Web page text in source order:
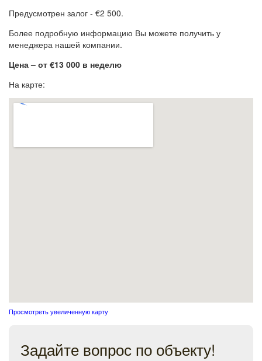
Предусмотрен залог - €2 500.
Более подробную информацию Вы можете получить у
менеджера нашей компании.
Цена – от €13 000 в неделю
На карте:
Просмотреть увеличенную карту
Задайте вопрос по объекту!